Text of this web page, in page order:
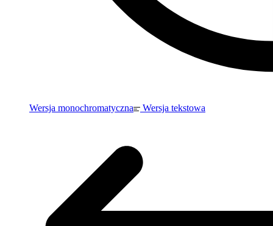
Wersja monochromatyczna Wersja tekstowa